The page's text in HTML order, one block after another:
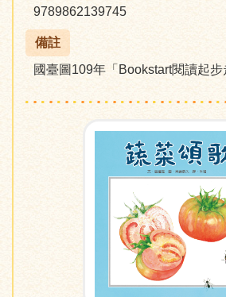
9789862139745
備註
國臺圖109年「Bookstart閱讀起